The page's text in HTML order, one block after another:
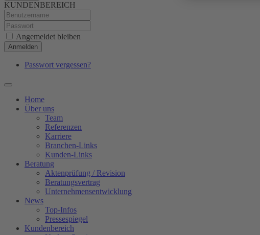
KUNDENBEREICH
Angemeldet bleiben
Anmelden
Passwort vergessen?
Home
Über uns
Team
Referenzen
Karriere
Branchen-Links
Kunden-Links
Beratung
Aktenprüfung / Revision
Beratungsvertrag
Unternehmensentwicklung
News
Top-Infos
Pressespiegel
Kundenbereich